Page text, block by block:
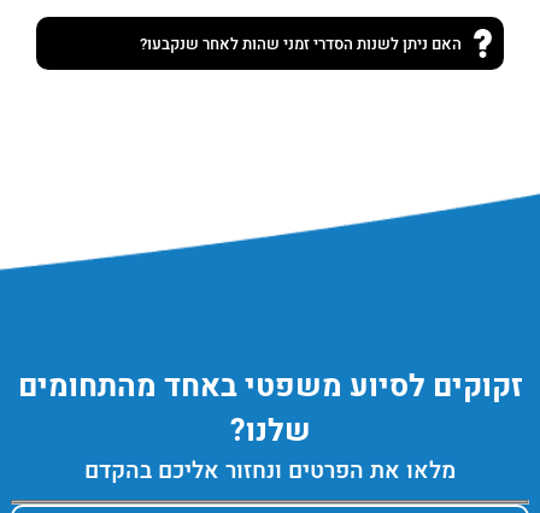
האם ניתן לשנות הסדרי זמני שהות לאחר שנקבעו?
זקוקים לסיוע משפטי באחד מהתחומים
שלנו?
מלאו את הפרטים ונחזור אליכם בהקדם